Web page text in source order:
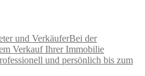
und VerkäuferBei der
Verkauf Ihrer Immobilie
und persönlich bis zum